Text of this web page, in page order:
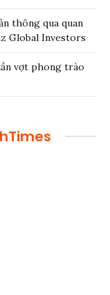
thông qua quan
Global Investors
vợt phong trào